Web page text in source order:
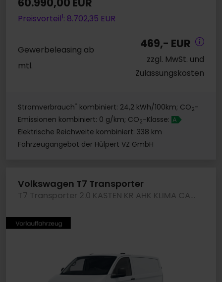
Preisvorteil1: 8.702,35 EUR
Gewerbeleasing ab
mtl.
469,- EUR
zzgl. MwSt. und
Zulassungskosten
Stromverbrauch* kombiniert: 24,2 kWh/100km; CO2-
Emissionen kombiniert: 0 g/km; CO2-Klasse: A
Elektrische Reichweite kombiniert: 338 km
Fahrzeugangebot der Hülpert VZ GmbH
Volkswagen T7 Transporter
T7 Transporter 2.0 KASTEN KR AHK KLIMA CAM LED